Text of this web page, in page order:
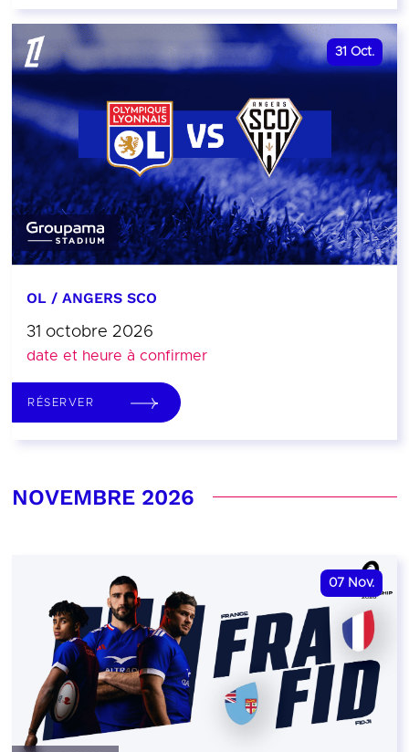
31 Oct.
OL / ANGERS SCO
31 octobre 2026
date et heure à confirmer
RÉSERVER
NOVEMBRE 2026
07 Nov.